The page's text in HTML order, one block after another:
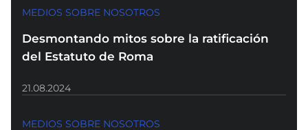
MEDIOS SOBRE NOSOTROS
Desmontando mitos sobre la ratificación
del Estatuto de Roma
21.08.2024
MEDIOS SOBRE NOSOTROS